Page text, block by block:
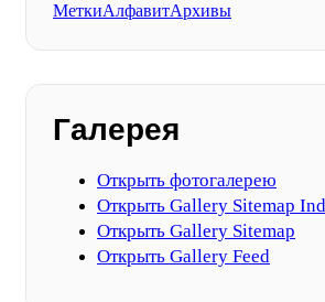
МеткиАлфавитАрхивы
Галерея
Открыть фотогалерею
Открыть Gallery Sitemap
Открыть Gallery Sitemap
Открыть Gallery Feed